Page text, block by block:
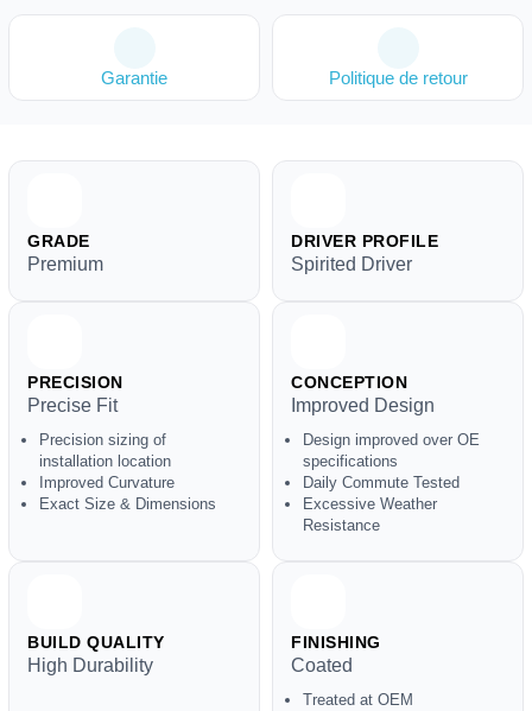
Garantie Politique de retour
GRADE
Premium
DRIVER PROFILE
Spirited Driver
PRECISION
Precise Fit
Precision sizing of
installation location
Improved Curvature
Exact Size & Dimensions
CONCEPTION
Improved Design
Design improved over OE
specifications
Daily Commute Tested
Excessive Weather
Resistance
BUILD QUALITY
High Durability
FINISHING
Coated
Treated at OEM